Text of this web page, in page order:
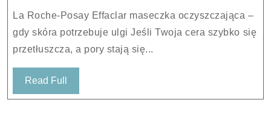
redukująca
pory
La Roche-Posay Effaclar maseczka oczyszczająca –
gdy skóra potrzebuje ulgi Jeśli Twoja cera szybko się
przetłuszcza, a pory stają się...
Read Full
Full